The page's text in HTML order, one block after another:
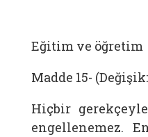
Eğitim ve öğretim
Madde 15-
Hiçbir
engellenemez.